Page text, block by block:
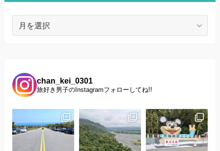
chan_kei_0301
旅好き男子のInstagramフォローしてね!!